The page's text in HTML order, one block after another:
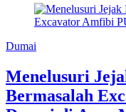
Dumai
Menelusuri
Bermasalah